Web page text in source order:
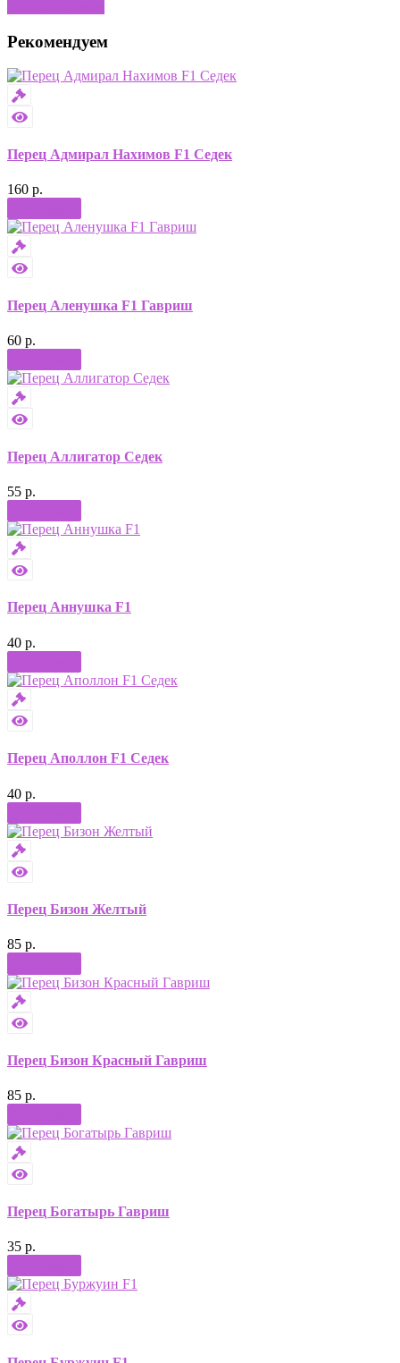
Рекомендуем
Перец Адмирал Нахимов F1 Седек
160 р.
Перец Аленушка F1 Гавриш
60 р.
Перец Аллигатор Седек
55 р.
Перец Аннушка F1
40 р.
Перец Аполлон F1 Седек
40 р.
Перец Бизон Желтый
85 р.
Перец Бизон Красный Гавриш
85 р.
Перец Богатырь Гавриш
35 р.